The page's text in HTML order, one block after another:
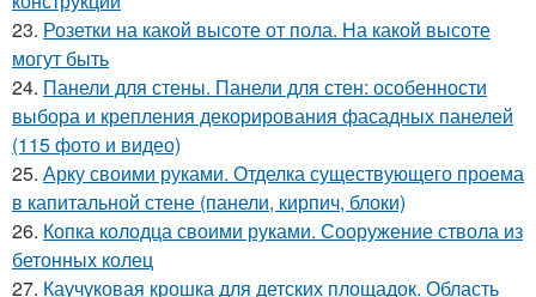
23. Розетки на какой высоте от пола. На какой высоте
могут быть
24. Панели для стены. Панели для стен: особенности
выбора и крепления декорирования фасадных панелей
(115 фото и видео)
25. Арку своими руками. Отделка существующего проема
в капитальной стене (панели, кирпич, блоки)
26. Копка колодца своими руками. Сооружение ствола из
бетонных колец
27. Каучуковая крошка для детских площадок. Область